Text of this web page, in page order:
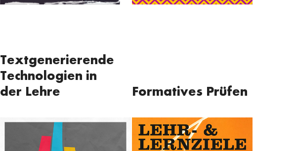
Textgenerierende
Technologien in
der Lehre
Formatives Prüfen